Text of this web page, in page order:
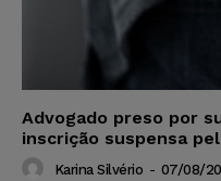
Advogado preso por
inscrição suspensa
Karina Silvério - 07/08/